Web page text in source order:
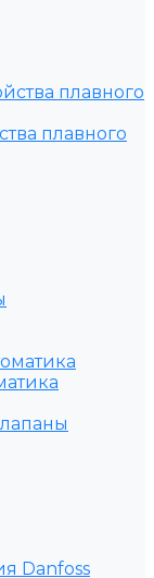
плавного